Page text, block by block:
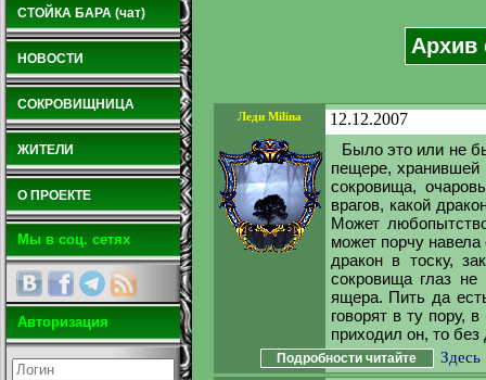
СТОЙКА БАРА (чат)
НОВОСТИ
СОКРОВИЩНИЦА
ЖИТЕЛИ
О ПРОЕКТЕ
Мы в соц. сетях
Авторизация
Архив
Леди Milina
12.12.2007
Было это или не
пещере, хранившей
сокровища,
врагов, какой
Может
может порчу навела
дракон в тоску,
сокровища глаз не
ящера. Пить да
говорят в ту пору,
приходил он, то
Подробности читайте Здесь